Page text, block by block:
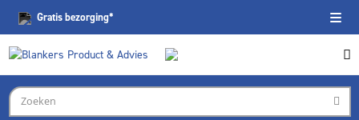
Gratisbezorging*